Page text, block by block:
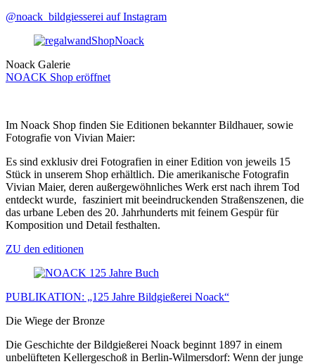
@noack_bildgiesserei auf Instagram
Noack Galerie
NOACK Shop eröffnet
Im Noack Shop finden Sie Editionen bekannter Bildhauer, sowie
Fotografie von Vivian Maier:
Es sind exklusiv drei Fotografien in einer Edition von jeweils 15
Stück in unserem Shop erhältlich. Die amerikanische Fotografin
Vivian Maier, deren außergewöhnliches Werk erst nach ihrem Tod
entdeckt wurde, fasziniert mit beeindruckenden Straßenszenen, die
das urbane Leben des 20. Jahrhunderts mit feinem Gespür für
Komposition und Detail festhalten.
ZU den editionen
PUBLIKATION: „125 Jahre Bildgießerei Noack“
Die Wiege der Bronze
Die Geschichte der Bildgießerei Noack beginnt 1897 in einem
unbelüfteten Kellergeschoß in Berlin-Wilmersdorf: Wenn der junge